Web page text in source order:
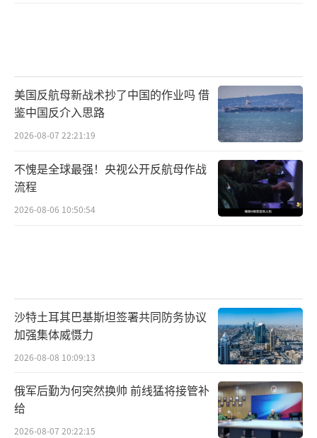
美国反航母新战术抄了中国的作业吗 借
鉴中国反介入思路
2026-08-07 22:21:19
不愧是全球最强！央视公开反航母作战
流程
2026-08-06 10:50:54
沙特土耳其巴基斯坦签署共同防务协议
加强集体威慑力
2026-08-08 10:09:13
俄军后勤为何突然换帅 前线猛将接管补
给
2026-08-07 20:22:15